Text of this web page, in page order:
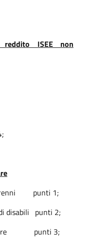
reddito ISEE non
punti 1;
disabili punti 2;
punti 3;